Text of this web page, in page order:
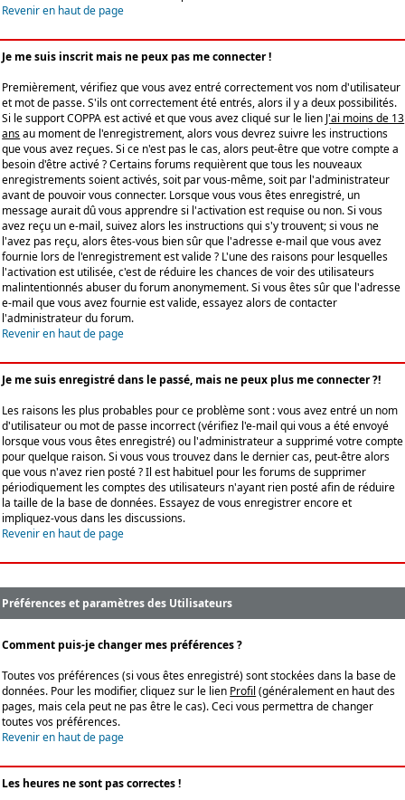
Revenir en haut de page
Je me suis inscrit mais ne peux pas me connecter !
Premièrement, vérifiez que vous avez entré correctement vos nom d'utilisateur
et mot de passe. S'ils ont correctement été entrés, alors il y a deux possibilités.
Si le support COPPA est activé et que vous avez cliqué sur le lien J'ai moins de 13
ansau moment de l'enregistrement, alors vous devrez suivre les instructions
que vous avez reçues. Si ce n'est pas le cas, alors peut-être que votre compte a
besoin d'être activé ? Certains forums requièrent que tous les nouveaux
enregistrements soient activés, soit par vous-même, soit par l'administrateur
avant de pouvoir vous connecter. Lorsque vous vous êtes enregistré, un
message aurait dû vous apprendre si l'activation est requise ou non. Si vous
avez reçu un e-mail, suivez alors les instructions qui s'y trouvent; si vous ne
l'avez pas reçu, alors êtes-vous bien sûr que l'adresse e-mail que vous avez
fournie lors de l'enregistrement est valide ? L'une des raisons pour lesquelles
l'activation est utilisée, c'est de réduire les chances de voir des utilisateurs
malintentionnés abuser du forum anonymement. Si vous êtes sûr que l'adresse
e-mail que vous avez fournie est valide, essayez alors de contacter
l'administrateur du forum.
Revenir en haut de page
Je me suis enregistré dans le passé, mais ne peux plus me connecter ?!
Les raisons les plus probables pour ce problème sont : vous avez entré un nom
d'utilisateur ou mot de passe incorrect (vérifiez l'e-mail qui vous a été envoyé
lorsque vous vous êtes enregistré) ou l'administrateur a supprimé votre compte
pour quelque raison. Si vous vous trouvez dans le dernier cas, peut-être alors
que vous n'avez rien posté ? Il est habituel pour les forums de supprimer
périodiquement les comptes des utilisateurs n'ayant rien posté afin de réduire
la taille de la base de données. Essayez de vous enregistrer encore et
impliquez-vous dans les discussions.
Revenir en haut de page
Préférences et paramètres des Utilisateurs
Comment puis-je changer mes préférences ?
Toutes vos préférences (si vous êtes enregistré) sont stockées dans la base de
données. Pour les modifier, cliquez sur le lien Profil (généralement en haut des
pages, mais cela peut ne pas être le cas). Ceci vous permettra de changer
toutes vos préférences.
Revenir en haut de page
Les heures ne sont pas correctes !